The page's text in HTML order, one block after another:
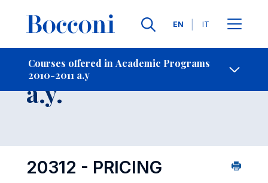
Languages
EN IT
Courses offered in Academic Programs
2010-2011 a.y
- Contact Us
Course 2010-2011
a.y.
20312 - PRICING